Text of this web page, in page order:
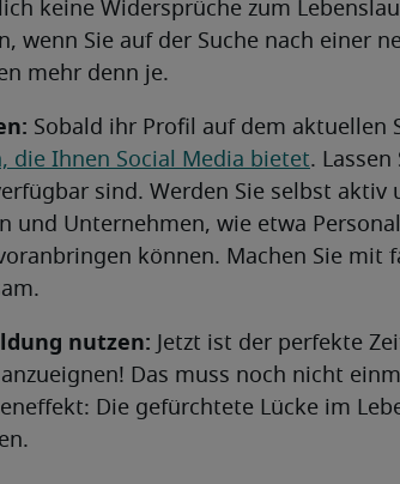
keine Widersprüche zum
wenn Sie auf der Suche nach einer
mehr denn je.
Sobald ihr Profil auf dem aktuellen
die Ihnen Social Media bietet.
sind. Werden Sie selbst aktiv
und Unternehmen, wie etwa
können. Machen Sie mit
nutzen: Jetzt ist der perfekte
Das muss noch nicht
Die gefürchtete Lücke im